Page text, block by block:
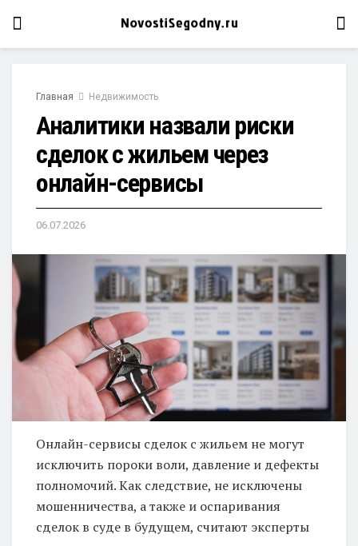
Главная Недвижимость
Аналитики назвали риски
сделок с жильем через
онлайн-сервисы
06.07.2026
Онлайн-сервисы сделок с жильем не могут
исключить пороки воли, давление и дефекты
полномочий. Как следствие, не исключены
мошенничества, а также и оспаривания
сделок в суде в будущем, считают эксперты